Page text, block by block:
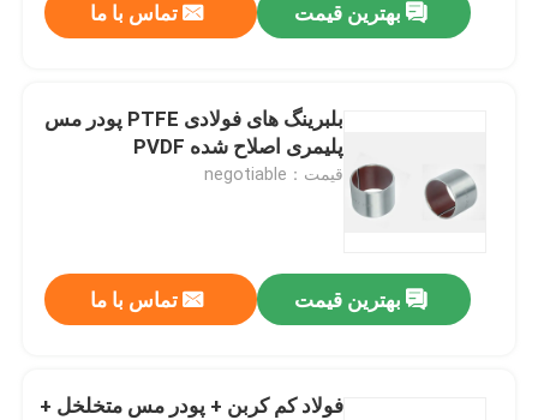
بهترین قیمت تماس با ما
بلبرینگ های فولادی PTFE پودر مس
پلیمری اصلاح شده PVDF
قیمت：negotiable
بهترین قیمت تماس با ما
فولاد کم کربن + پودر مس متخلخل +